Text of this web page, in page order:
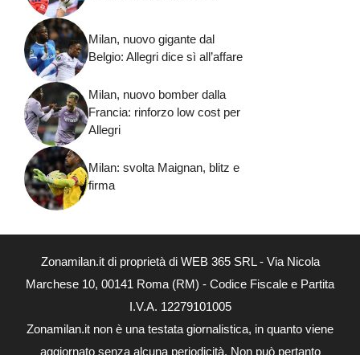
Milan, nuovo gigante dal
Belgio: Allegri dice sì all’affare
Milan, nuovo bomber dalla
Francia: rinforzo low cost per
Allegri
Milan: svolta Maignan, blitz e
firma
Zonamilan.it di proprietà di WEB 365 SRL - Via Nicola
Marchese 10, 00141 Roma (RM) - Codice Fiscale e Partita
I.V.A. 12279101005
Zonamilan.it non è una testata giornalistica, in quanto viene
aggiornato senza alcuna periodicità. Non può pertanto